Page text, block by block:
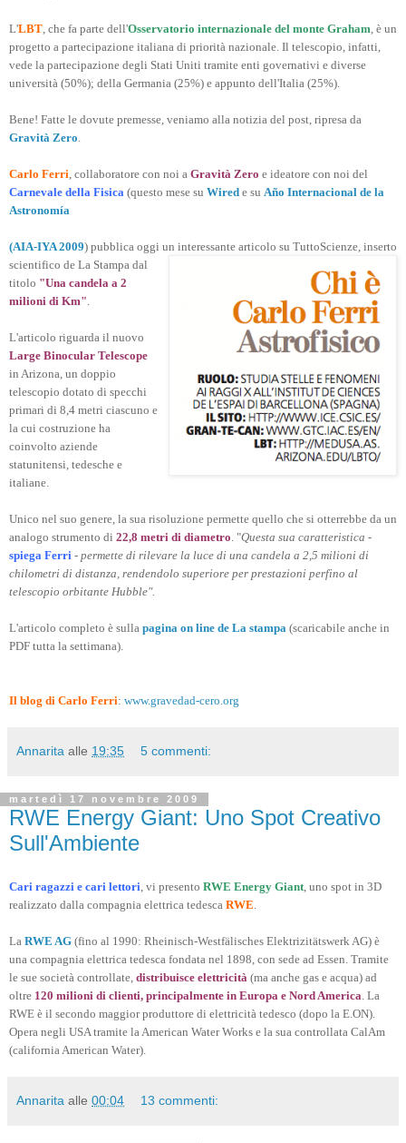
L'LBT , che fa parte dell'Osservatorio internazionale del monte Graham , è un
progetto a partecipazione italiana di priorità nazionale. Il telescopio, infatti,
vede la partecipazione degli Stati Uniti tramite enti governativi e diverse
università (50%); della Germania (25%) e appunto dell'Italia (25%).
Bene! Fatte le dovute premesse, veniamo alla notizia del post, ripresa da
Gravità Zero
Carlo Ferri , collaboratore con noi a Gravità Zero e ideatore con noi del
Carnevale della Fisica (questo mese su Wired e su Año Internacional de la
Astronomía
(AIA-IYA 2009) pubblica oggi un interessante articolo su TuttoScienze, inserto
scientifico de La Stampa dal
titolo "Una candela a 2
milioni di Km"
L'articolo riguarda il nuovo
Large Binocular Telescope
in Arizona, un doppio
telescopio dotato di specchi
primari di 8,4 metri ciascuno e
la cui costruzione ha
coinvolto aziende
statunitensi, tedesche e
italiane.
Unico nel suo genere, la sua risoluzione permette quello che si otterrebbe da un
analogo strumento di 22,8 metri di diametro . "Questa sua caratteristica -
spiega Ferri - permette di rilevare la luce di una candela a 2,5 milioni di
chilometri di distanza, rendendolo superiore per prestazioni perfino al
telescopio orbitante Hubble".
L'articolo completo è sulla pagina on line de La stampa (scaricabile anche in
PDF tutta la settimana).
Il blog di Carlo Ferri: www.gravedad-cero.org
Annarita alle 19:35 5 commenti:
martedì 17 novembre 2009
RWE Energy Giant: Uno Spot Creativo
Sull'Ambiente
Cari ragazzi e cari lettori, vi presento RWE Energy Giant, uno spot in 3D
realizzato dalla compagnia elettrica tedesca RWE.
La RWE AG (fino al 1990: Rheinisch-Westfälisches Elektrizitätswerk AG) è
una compagnia elettrica tedesca fondata nel 1898, con sede ad Essen. Tramite
le sue società controllate, distribuisce elettricità (ma anche gas e acqua) ad
oltre 120 milioni di clienti, principalmente in Europa e Nord America. La
RWE è il secondo maggior produttore di elettricità tedesco (dopo la E.ON).
Opera negli USA tramite la American Water Works e la sua controllata CalAm
(california American Water).
Annarita alle 00:04 13 commenti: